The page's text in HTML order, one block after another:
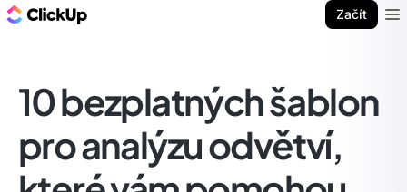
Začít
10 bezplatných šablon
pro analýzu odvětví,